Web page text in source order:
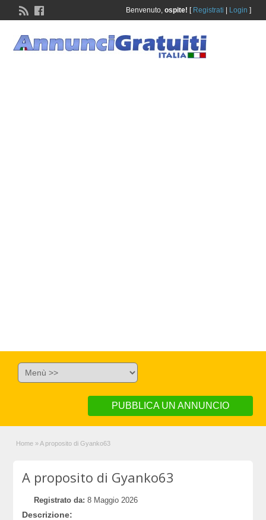
Benvenuto, ospite! [ Registrati Login ]
PUBBLICA UN ANNUNCIO
Home » A proposito di Gyanko63
A proposito di Gyanko63
Registrato da: 8 Maggio 2026
Descrizione: